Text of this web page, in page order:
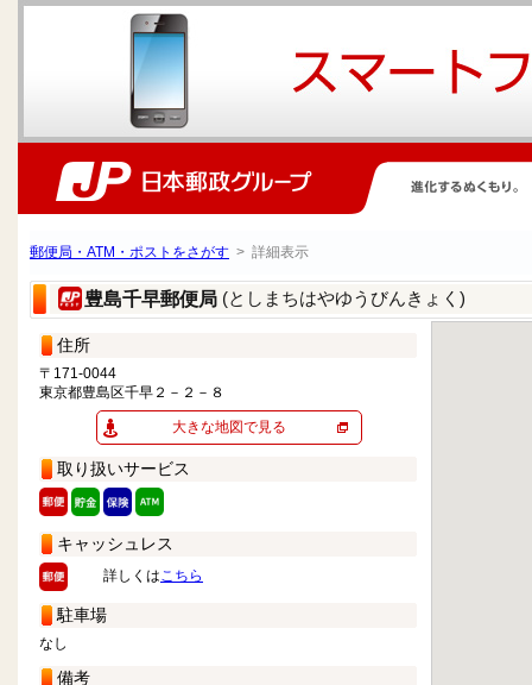
郵便局・ATM・ポストをさがす > 詳細表示
豊島千早郵便局 (としまちはやゆうびんきょく)
住所
〒171-0044
東京都豊島区千早２－２－８
大きな地図で見る
取り扱いサービス
キャッシュレス
詳しくはこちら
駐車場
なし
備考